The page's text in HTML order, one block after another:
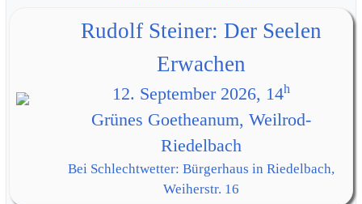
Rudolf Steiner: Der Seelen
Erwachen
12. September 2026, 14h
Grünes Goetheanum, Weilrod-
Riedelbach
Bei Schlechtwetter: Bürgerhaus in Riedelbach,
Weiherstr. 16